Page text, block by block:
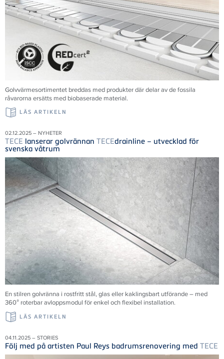
Golvvärmesortimentet breddas med produkter där delar av de fossila
råvarorna ersätts med biobaserade material.
LÄS ARTIKELN
02.12.2025 – NYHETER
TECE lanserar golvrännan TECEdrainline – utvecklad för
svenska våtrum
En stilren golvränna i rostfritt stål, glas eller kaklingsbart utförande – med
360° roterbar avloppsmodul för enkel och flexibel installation.
LÄS ARTIKELN
04.11.2025 – STORIES
Följ med på artisten Paul Reys badrumsrenovering med TECE